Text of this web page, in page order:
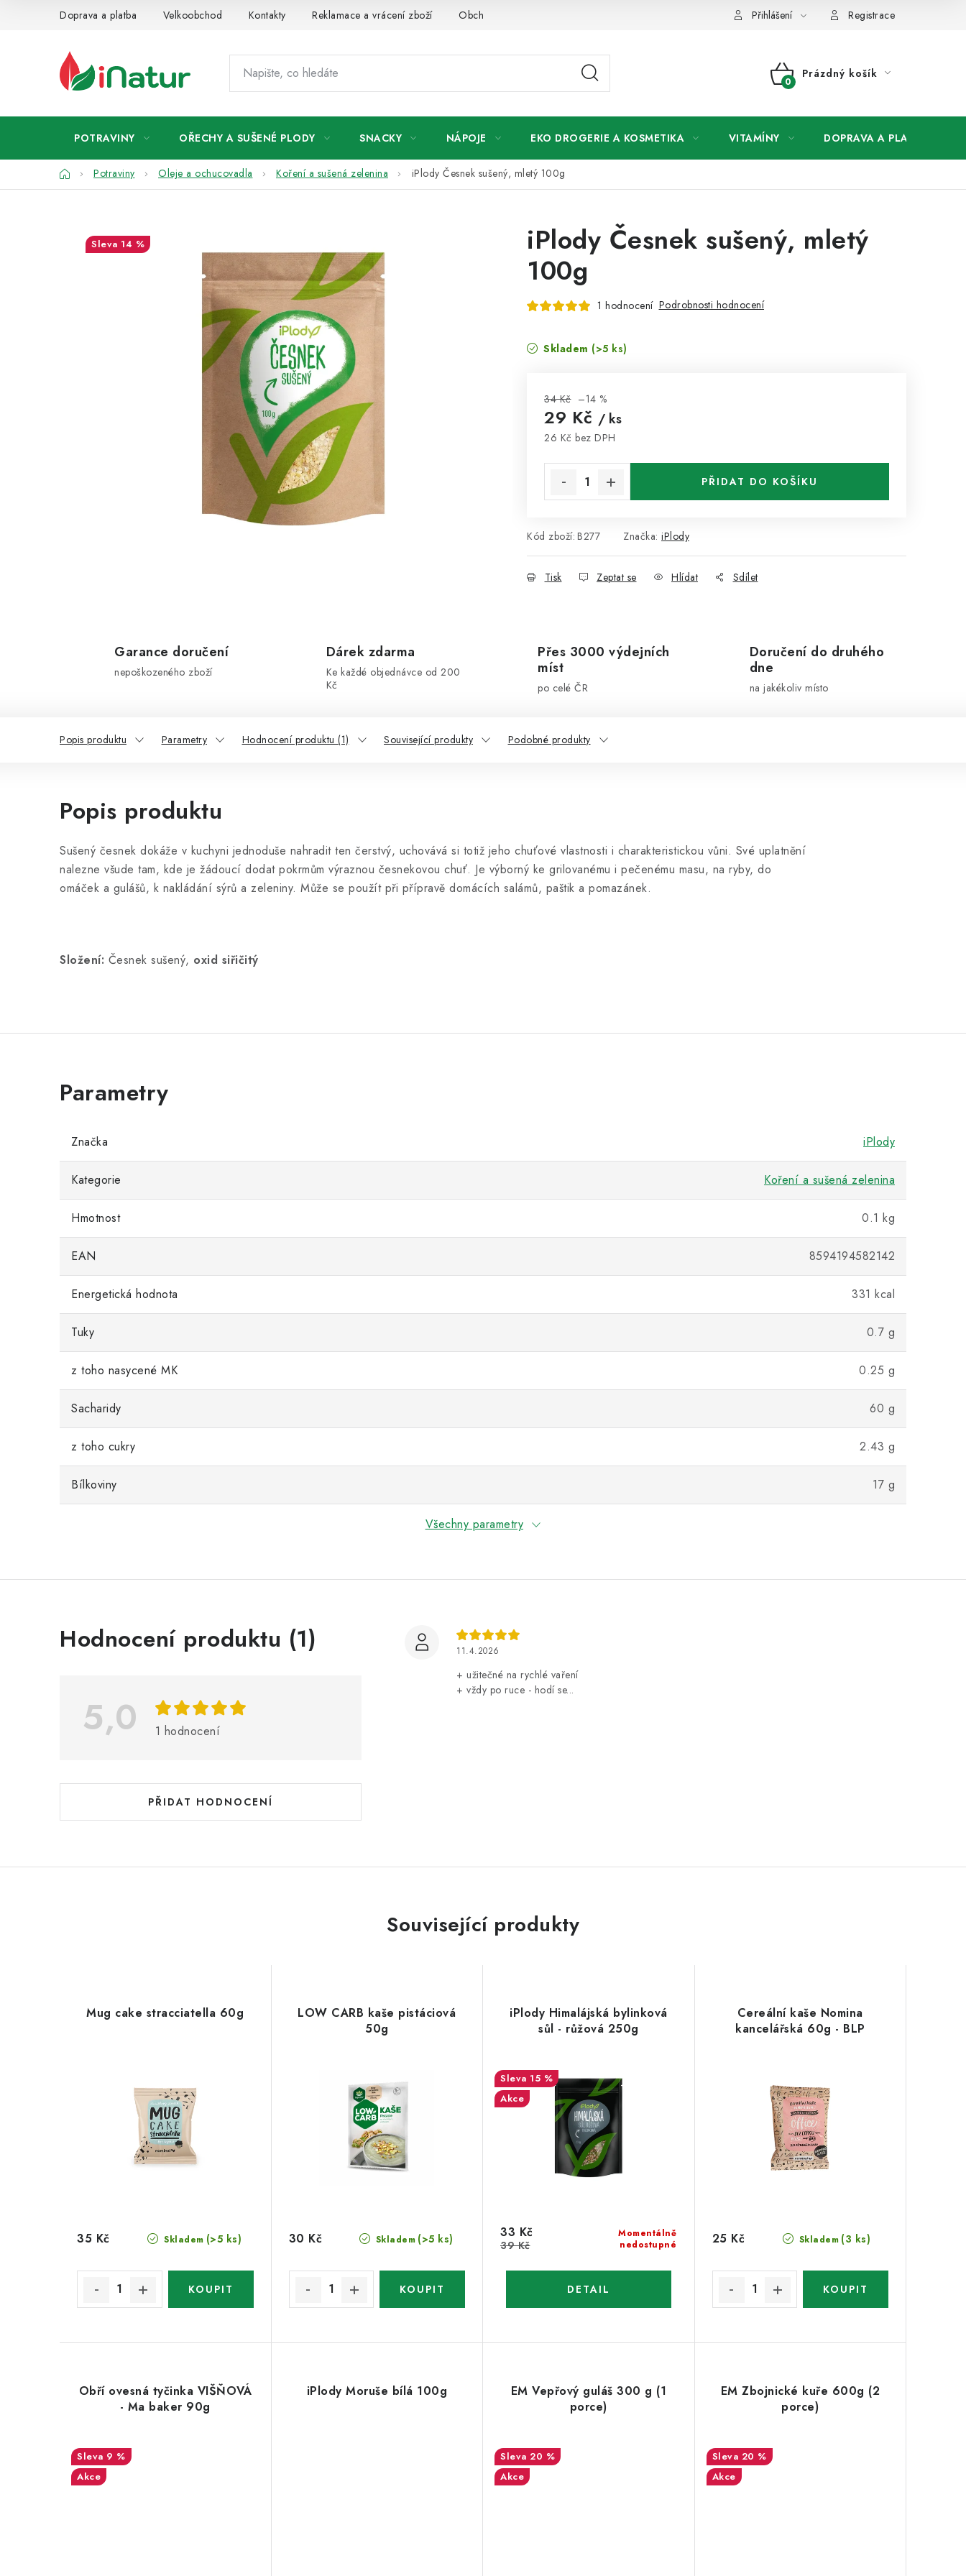
Doprava a platba Velkoobchod Kontakty Reklamace a vrácení zboží Obchodní podmínky Přihlášení Registrace
NÁKUPNÍ
Prázdný košík
POTRAVINY OŘECHY A SUŠENÉ PLODY SNACKY NÁPOJE EKO DROGERIE A KOSMETIKA VITAMÍNY DOPRAVA A PLATBA
DomůPotraviny Oleje a ochucovadla Koření a sušená zelenina iPlody Česnek sušený, mletý 100g
iPlody Česnek sušený, mletý
100g
1 hodnocení Podrobnosti hodnocení
Skladem (>5 ks)
34 Kč –14 %
29 Kč / ks
26 Kč bez DPH
PŘIDAT DO KOŠÍKU
Kód zboží: B277 Značka: iPlody
Tisk Zeptat se Hlídat Sdílet
14 %
Garance doručení
nepoškozeného zboží
Dárek zdarma
Ke každé objednávce od 200
Kč
Přes 3000 výdejních
míst
po celé ČR
Doručení do druhého
dne
na jakékoliv místo
Popis produktu Parametry Hodnocení produktu (1) Související produkty Podobné produkty
Popis produktu
Sušený česnek dokáže v kuchyni jednoduše nahradit ten čerstvý, uchovává si totiž jeho chuťové vlastnosti i charakteristickou vůni. Své uplatnění
nalezne všude tam, kde je žádoucí dodat pokrmům výraznou česnekovou chuť. Je výborný ke grilovanému i pečenému masu, na ryby, do
omáček a gulášů, k nakládání sýrů a zeleniny. Může se použít při přípravě domácích salámů, paštik a pomazánek.
Složení: Česnek sušený, oxid siřičitý
Značka iPlody
Kategorie Koření a sušená zelenina
Hmotnost 0.1 kg
EAN 8594194582142
Energetická hodnota 331 kcal
Tuky 0.7 g
z toho nasycené MK 0.25 g
Sacharidy 60 g
z toho cukry 2.43 g
Bílkoviny 17 g
Všechny parametry
Hodnocení produktu (1)
5,0 1 hodnocení
PŘIDAT HODNOCENÍ
V
o
n
c
11.4.2026
+ užitečné na rychlé vaření
+ vždy po ruce - hodí se...
Související produkty
Mug cake stracciatella 60g
Skladem (>5 ks)
35 Kč
LOW CARB kaše pistáciová
50g
Skladem (>5 ks)
30 Kč
iPlody Himalájská bylinková
sůl - růžová 250g
15 %
Akce
Momentálně
nedostupné
33 Kč
39 Kč
Cereální kaše Nomina
kancelářská 60g - BLP
Skladem (3 ks)
25 Kč
Obří ovesná tyčinka VIŠŇOVÁ
- Ma baker 90g
9 %
Akce
iPlody Moruše bílá 100g
EM Vepřový guláš 300 g (1
porce)
20 %
Akce
EM Zbojnické kuře 600g (2
porce)
20 %
Akce